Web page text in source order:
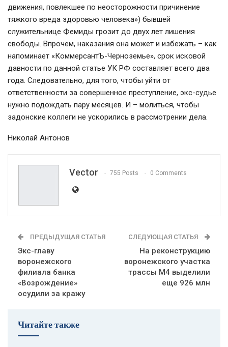
движения, повлекшее по неосторожности причинение
тяжкого вреда здоровью человека») бывшей
служительнице Фемиды грозит до двух лет лишения
свободы. Впрочем, наказания она может и избежать – как
напоминает «КоммерсантЪ-Черноземье», срок исковой
давности по данной статье УК РФ составляет всего два
года. Следовательно, для того, чтобы уйти от
ответственности за совершенное преступление, экс-судье
нужно подождать пару месяцев. И – молиться, чтобы
задонские коллеги не ускорились в рассмотрении дела.
Николай Антонов
Vector 755 Posts 0 Comments
ПРЕДЫДУЩАЯ СТАТЬЯ
Экс-главу
воронежского
филиала банка
«Возрождение»
осудили за кражу
СЛЕДУЮЩАЯ СТАТЬЯ
На реконструкцию
воронежского участка
трассы М4 выделили
еще 926 млн
Читайте также